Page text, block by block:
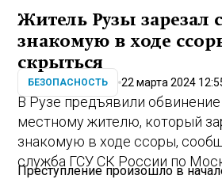
Житель Рузы зарезал
знакомую в ходе
скрыться
БЕЗОПАСНОСТЬ 22 марта 2024
В Рузе предъявили
местному жителю, который
знакомую в ходе ссоры,
служба ГСУ СК России по
Преступление произошло в